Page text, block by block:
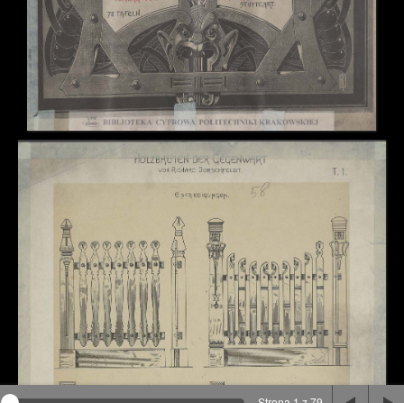
Na stronie wykorzystywane są pliki cookie, bądź
podobne rozwiązania. Aby poznać szczegóły zapoznaj
się zpolityką prywatności.